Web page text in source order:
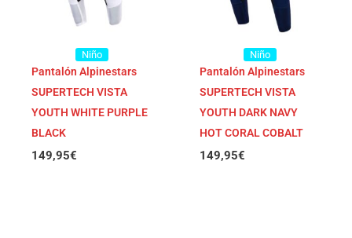
Niño
Pantalón Alpinestars
SUPERTECH VISTA
YOUTH WHITE PURPLE
BLACK
149,95€
Niño
Pantalón Alpinestars
SUPERTECH VISTA
YOUTH DARK NAVY
HOT CORAL COBALT
149,95€